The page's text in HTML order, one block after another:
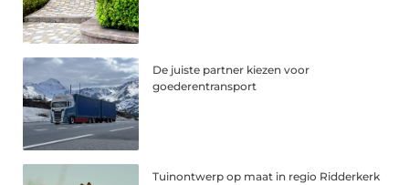
De juiste partner kiezen voor
goederentransport
Tuinontwerp op maat in regio Ridderkerk